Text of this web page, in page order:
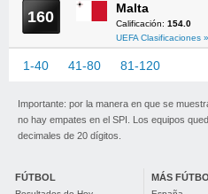
160 Malta
Calificación: 154.0
UEFA Clasificaciones »
1-40 41-80 81-120
Importante: por la manera en que se
no hay empates en el SPI. Los equipos
decimales de 20 dígitos.
FÚTBOL MÁS